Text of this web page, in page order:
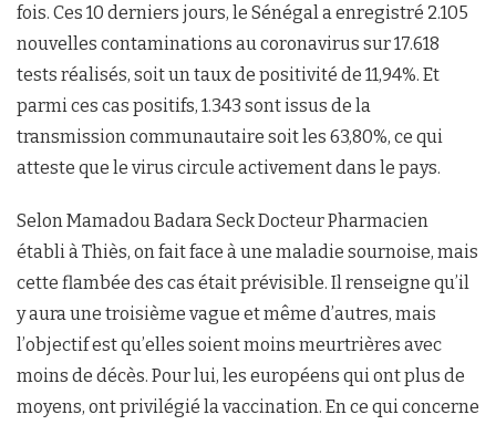
fois. Ces 10 derniers jours, le Sénégal a enregistré 2.105
nouvelles contaminations au coronavirus sur 17.618
tests réalisés, soit un taux de positivité de 11,94%. Et
parmi ces cas positifs, 1.343 sont issus de la
transmission communautaire soit les 63,80%, ce qui
atteste que le virus circule activement dans le pays.
Selon Mamadou Badara Seck Docteur Pharmacien
établi à Thiès, on fait face à une maladie sournoise, mais
cette flambée des cas était prévisible. Il renseigne qu’il
y aura une troisième vague et même d’autres, mais
l’objectif est qu’elles soient moins meurtrières avec
moins de décès. Pour lui, les européens qui ont plus de
moyens, ont privilégié la vaccination. En ce qui concerne